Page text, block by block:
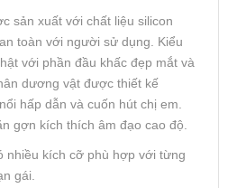
sản xuất với chất liệu silicon
toàn với người sử dụng. Kiểu
với phần đầu khấc đẹp mắt và
dương vật được thiết kế
hấp dẫn và cuốn hút chị em.
gợn kích thích âm đạo cao độ.
nhiều kích cỡ phù hợp với từng
gái.